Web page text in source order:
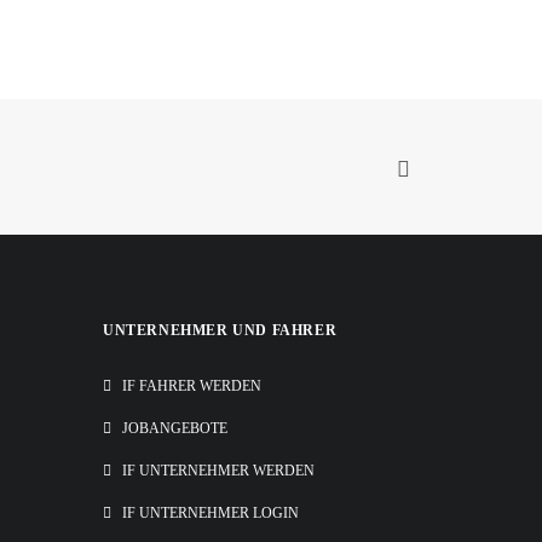
UNTERNEHMER UND FAHRER
IF FAHRER WERDEN
JOBANGEBOTE
IF UNTERNEHMER WERDEN
IF UNTERNEHMER LOGIN